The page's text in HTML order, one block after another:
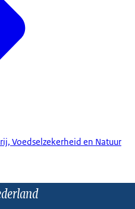
Voedselzekerheid en Natuur